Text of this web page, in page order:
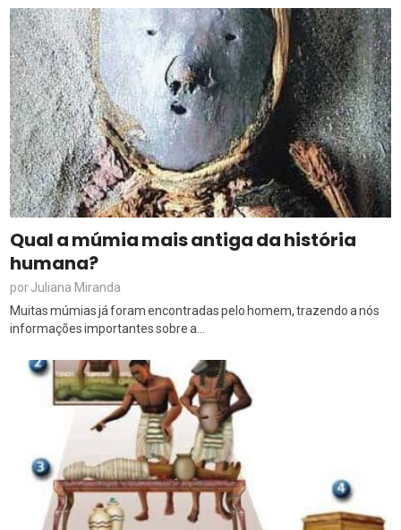
Qual a múmia mais antiga da história
humana?
porJuliana Miranda
Muitas múmias já foram encontradas pelo homem, trazendo a nós
informações importantes sobre a...